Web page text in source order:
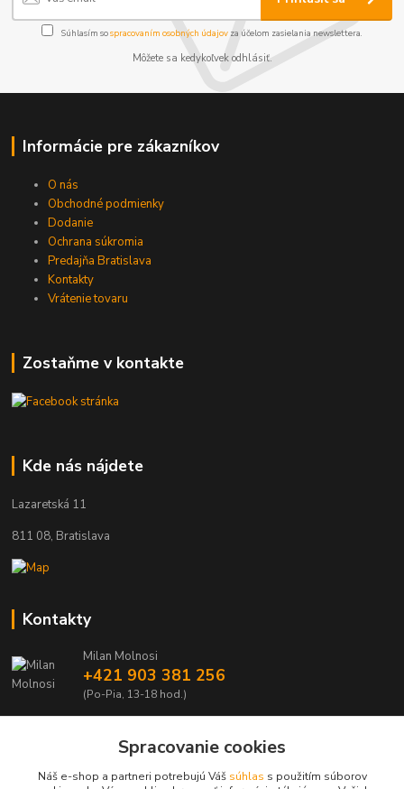
Súhlasím sospracovaním osobných údajov za účelom zasielania newslettera.
Môžete sa kedykoľvek odhlásiť.
Informácie pre zákazníkov
O nás
Obchodné podmienky
Dodanie
Ochrana súkromia
Predajňa Bratislava
Kontakty
Vrátenie tovaru
Zostaňme v kontakte
Kde nás nájdete
Lazaretská 11
811 08, Bratislava
Kontakty
Milan Molnosi
+421 903 381 256
(Po-Pia, 13-18 hod.)
Spracovanie cookies
Náš e-shop a partneri potrebujú Váš súhlas s použitím súborov